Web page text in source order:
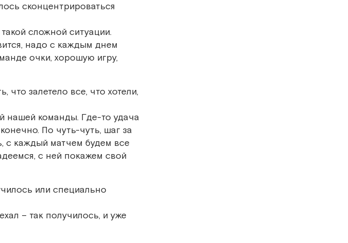
сконцентрироваться
сложной ситуации.
надо с каждым днем
очки, хорошую игру,
залетело все, что хотели,
нашей команды. Где-то удача
По чуть-чуть, шаг за
с каждый матчем будем все
с ней покажем свой
или специально
– так получилось, и уже